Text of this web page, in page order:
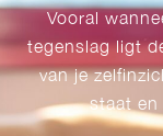
Vooral
tegenslag ligt
van je
staat en